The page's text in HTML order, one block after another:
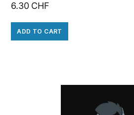
6.30 CHF
ADD TO CART